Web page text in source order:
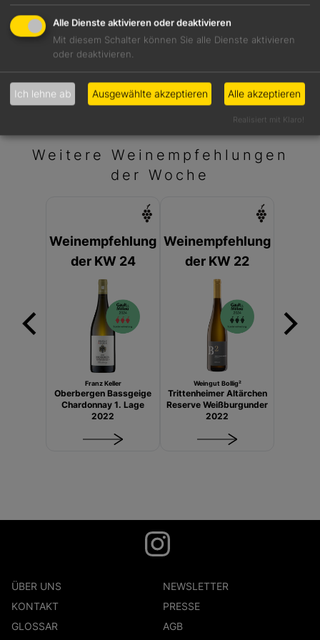
Südliche Weinstraße
Säure
6,4 g/l
Weinbergslage
Preis
28,00 €
Weitere Weinempfehlungen
der Woche
Weinempfehlung
der KW 24
Franz Keller
Oberbergen Bassgeige
Chardonnay 1. Lage
2022
Weinempfehlung
der KW 22
Weingut Bollig²
Trittenheimer Altärchen
Reserve Weißburgunder
2022
ÜBER UNS
NEWSLETTER
KONTAKT
PRESSE
GLOSSAR
AGB
Alle Dienste aktivieren oder deaktivieren
Mit diesem Schalter können Sie alle Dienste aktivieren
oder deaktivieren.
Ich lehne ab Ausgewählte akzeptieren Alle akzeptieren
Realisiert mit Klaro!